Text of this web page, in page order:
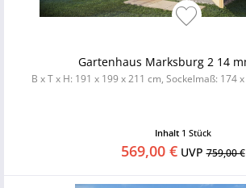
Gartenhaus Marksburg 2 14
B x T x H: 191 x 199 x 211 cm, Sockelmaß: 174
Inhalt 1 Stück
569,00 €UVP759,00 €